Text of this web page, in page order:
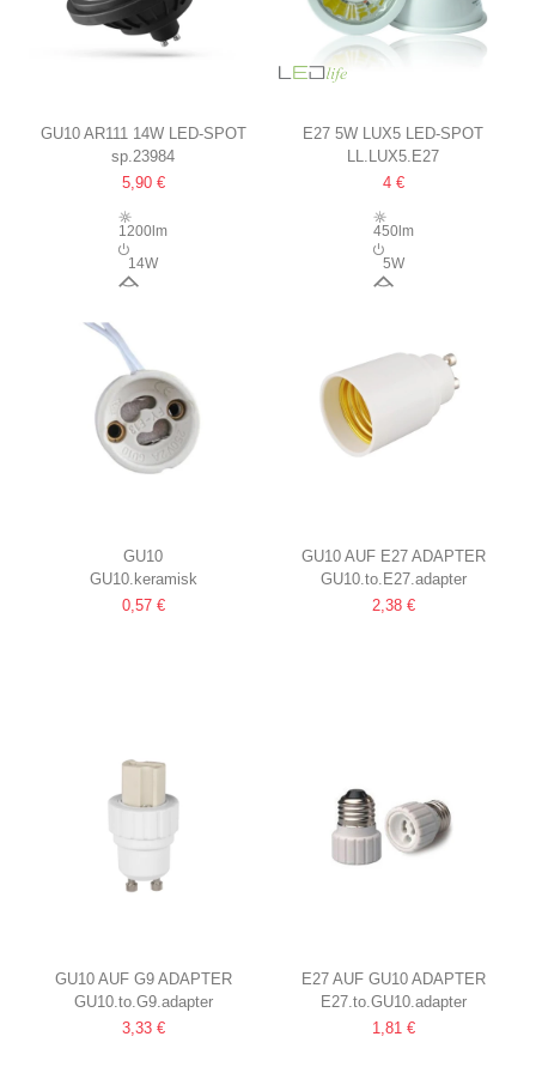
GU10 AR111 14W LED-SPOT
40° ABSTRAHLWINKEL,
SCHWARZ
sp.23984
5,90 €
1200lm
14W
E27 5W LUX5 LED-SPOT
60° ABSTRAHLWINKEL
LL.LUX5.E27
4 €
450lm
5W
GU10
KERAMIKFASSUNG OHNE
ENTLASTUNG
GU10.keramisk
0,57 €
GU10 AUF E27 ADAPTER
GU10.to.E27.adapter
2,38 €
GU10 AUF G9 ADAPTER
GU10.to.G9.adapter
3,33 €
E27 AUF GU10 ADAPTER
E27.to.GU10.adapter
1,81 €